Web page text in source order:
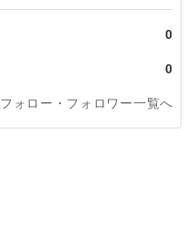
0
0
フォロー・フォロワー一覧へ